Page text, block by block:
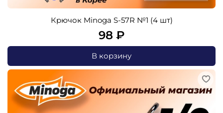
Крючок Minoga S-57R №1 (4 шт)
98 ₽
В корзину